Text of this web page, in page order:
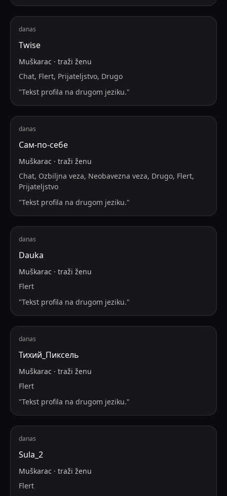
danas
Twise
Muškarac · traži ženu
Chat, Flert, Prijateljstvo, Drugo
"Tekst profila na drugom jeziku."
danas
Сам-по-себе
Muškarac · traži ženu
Chat, Ozbiljna veza, Neobavezna veza, Drugo, Flert,
Prijateljstvo
"Tekst profila na drugom jeziku."
danas
Dauka
Muškarac · traži ženu
Flert
"Tekst profila na drugom jeziku."
danas
Тихий_Пиксель
Muškarac · traži ženu
Flert
"Tekst profila na drugom jeziku."
danas
Sula_2
Muškarac · traži ženu
Flert